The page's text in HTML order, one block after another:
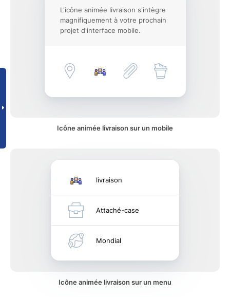
L'icône animée livraison s'intègre
magnifiquement à votre prochain
projet d'interface mobile.
Icône animée livraison sur un mobile
livraison
Attaché-case
Mondial
Icône animée livraison sur un menu